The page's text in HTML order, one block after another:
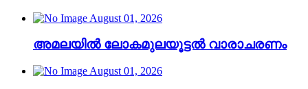
August 01, 2026
അമലയിൽ ലോകമുലയൂട്ടൽ വാരാചരണം
August 01, 2026